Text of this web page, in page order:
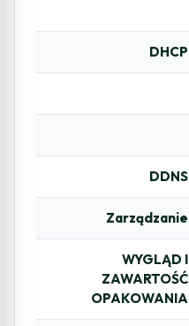
DHCP
DDNS
Zarządzanie
WYGLĄD I
ZAWARTOŚĆ
OPAKOWANIA